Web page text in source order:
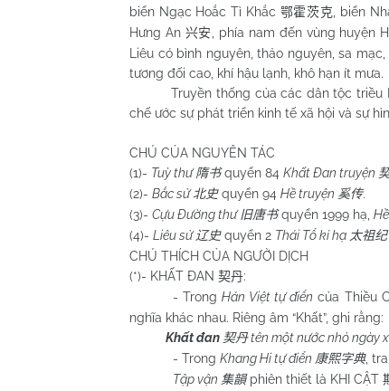
biển Ngạc Hoắc Tì Khắc 鄂霍茨克 , biển
Hưng An 兴安 , phía nam đến vùng huyện
Liêu có bình nguyên, thảo nguyên, sa
tương đối cao, khí hậu lạnh, khô hạn ít mưa.
Truyền thống của các dân tộc triều
chế ước sự phát triển kinh tế xã hội và sự
CHÚ CỦA NGUYÊN TÁC
(1)- Tuỳ thư隋书quyển 84 Khất Đan truyện
(2)- Bắc sử北史quyển 94 Hề truyện 奚传.
(3)- Cựu Đường thư 旧唐书quyển 1999 hạ,
(4)- Liêu sử 辽史quyển 2 Thái Tổ kỉ hạ 太祖
CHÚ THÍCH CỦA NGƯỜI DỊCH
(*)- KHẤT ĐAN 契丹:
- TrongHán Việt tự điển của Thiều
nghĩa khác nhau. Riêng âm “Khất”, ghi rằng:
Khất đan 契丹tên một nước nhỏ ngày
- Trong Khang Hi tự điển 康熙字典,
Tập vận 集韻phiên thiết là KHI CẬT